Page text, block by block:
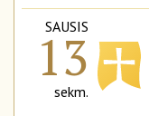
SAUSIS
13
sekm.